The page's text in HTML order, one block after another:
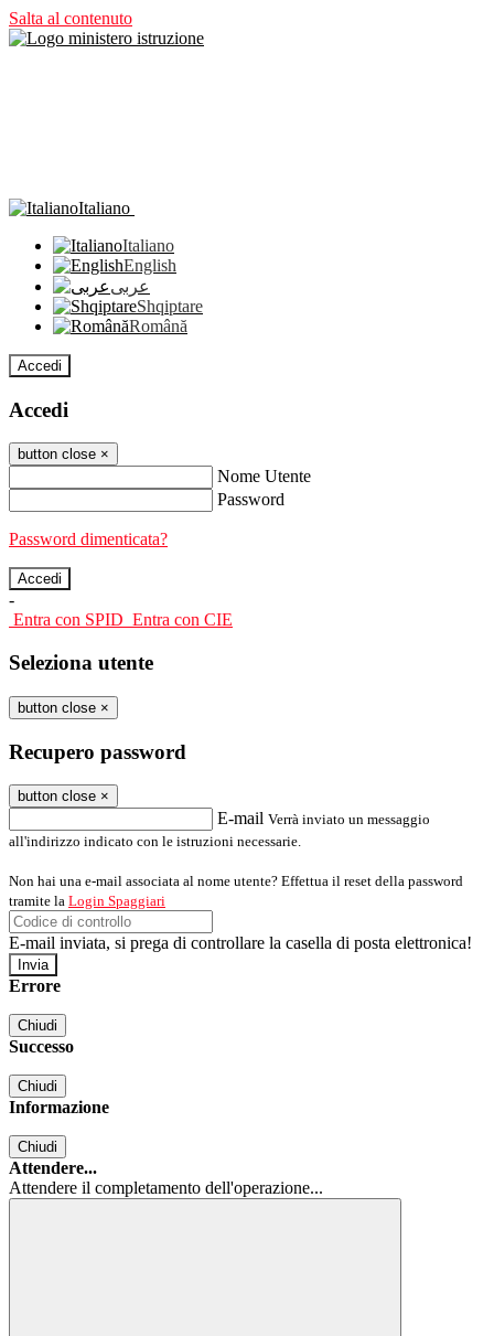
Salta al contenuto
Italiano
Italiano
English
عربى
Shqiptare
Română
Accedi
Accedi
button close ×
Nome Utente
Password
Password dimenticata?
-
Entra con SPID Entra con CIE
Seleziona utente
button close ×
Recupero password
button close ×
E-mail Verrà inviato un messaggio
all'indirizzo indicato con le istruzioni necessarie.
Non hai una e-mail associata al nome utente? Effettua il reset della password
tramite la Login Spaggiari
E-mail inviata, si prega di controllare la casella di posta elettronica!
Errore
Chiudi
Successo
Chiudi
Informazione
Chiudi
Attendere...
Attendere il completamento dell'operazione...